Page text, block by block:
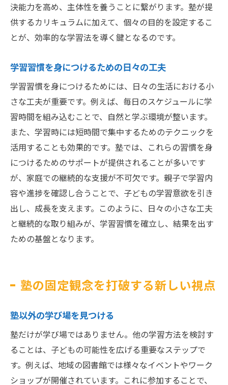
決能力を高め、主体性を養うことに繋がります。塾が提
供するカリキュラムに加えて、個々の目的を設定するこ
とが、効率的な学習法を導く鍵となるのです。
学習習慣を身につけるための日々の工夫
学習習慣を身につけるためには、日々の生活における小
さな工夫が重要です。例えば、毎日のスケジュールに学
習時間を組み込むことで、自然と学ぶ環境が整います。
また、学習時には短時間で集中するためのテクニックを
活用することも効果的です。塾では、これらの習慣を身
につけるためのサポートが提供されることが多いです
が、家庭での継続的な支援が不可欠です。親子で学習内
容や進捗を確認し合うことで、子どもの学習意欲を引き
出し、成長を支えます。このように、日々の小さな工夫
と継続的な取り組みが、学習習慣を確立し、結果を出す
ための基盤となります。
塾の固定観念を打破する新しい視点
塾以外の学び場を見つける
塾だけが学び場ではありません。他の学習方法を検討す
ることは、子どもの可能性を広げる重要なステップで
す。例えば、地域の図書館では様々なイベントやワーク
ショップが開催されています。これに参加することで、